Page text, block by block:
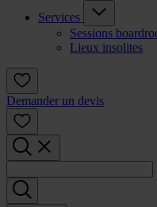
Services
Sessions
Lieux insolites
Demander un devis